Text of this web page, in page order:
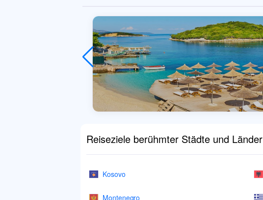
Reiseziele berühmter Städte und Länder
Kosovo
Montenegro